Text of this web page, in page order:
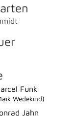
Funk
Wedekind)
Jahn